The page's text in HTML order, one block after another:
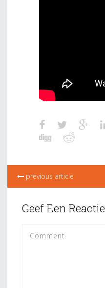
previous article
Geef Een Reactie